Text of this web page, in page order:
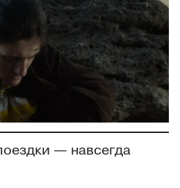
— навсегда